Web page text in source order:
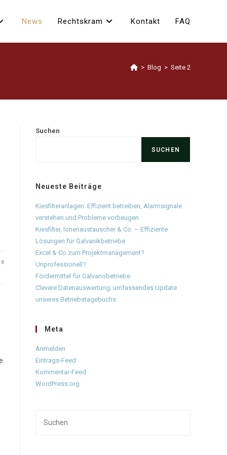
News Rechtskram Kontakt FAQ
> Blog > Seite 2
Suchen
SUCHEN
Neueste Beiträge
Kiesfilteranlagen: Effizient betreiben, Alarmsignale
verstehen und Probleme vorbeugen
Kiesfilter, Ionenaustauscher & Co. – Effiziente
Lösungen für Galvanikbetriebe
Excel & Co zum Projektmanagement?
Unprofessionell?
Fördermittel für Galvanobetriebe
Clevere Datenauswertung, umfassendes Update
unseres Betriebstagebuchs
Meta
Anmelden
Eintrags-Feed
Kommentar-Feed
WordPress.org